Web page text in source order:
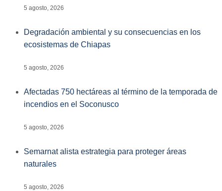
5 agosto, 2026
Degradación ambiental y su consecuencias en los
ecosistemas de Chiapas
5 agosto, 2026
Afectadas 750 hectáreas al término de la temporada de
incendios en el Soconusco
5 agosto, 2026
Semarnat alista estrategia para proteger áreas
naturales
5 agosto, 2026